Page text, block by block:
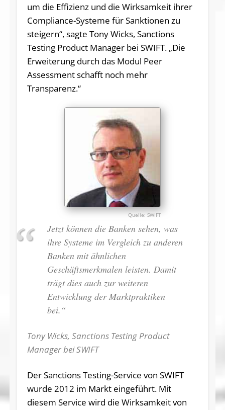
um die Effizienz und die Wirksamkeit ihrer
Compliance-Systeme für Sanktionen zu
steigern“, sagte Tony Wicks, Sanctions
Testing Product Manager bei SWIFT. „Die
Erweiterung durch das Modul Peer
Assessment schafft noch mehr
Transparenz.“
SWIFT
Jetzt können die Banken sehen, was
ihre Systeme im Vergleich zu anderen
Banken mit ähnlichen
Geschäftsmerkmalen leisten. Damit
trägt dies auch zur weiteren
Entwicklung der Marktpraktiken
bei.“
Tony Wicks, Sanctions Testing Product
Manager bei SWIFT
Der Sanctions Testing-Service von SWIFT
wurde 2012 im Markt eingeführt. Mit
diesem Service wird die Wirksamkeit von